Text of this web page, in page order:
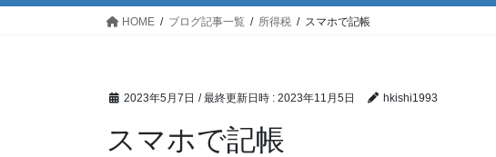
HOME ブログ記事一覧 所得税 スマホで記帳
2023年5月7日 / 最終更新日時 : 2023年11月5日 hkishi1993
スマホで記帳